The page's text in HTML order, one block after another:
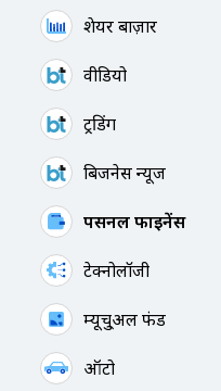
शेयर बाज़ार
वीडियो
ट्रेंडिंग
बिजनेस न्यूज
पर्सनल फाइनेंस
टेक्नोलॉजी
म्यूचु्अल फंड
ऑटो